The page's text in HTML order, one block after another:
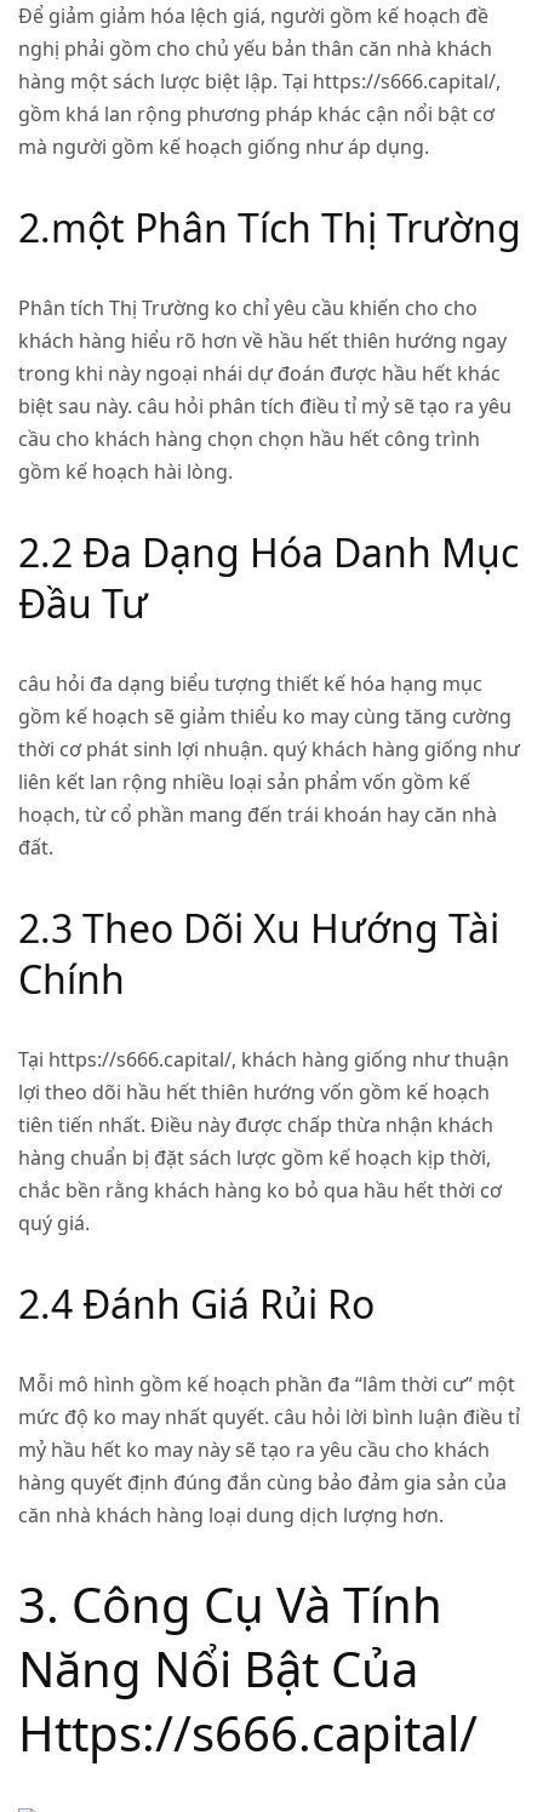
Để giảm giảm hóa lệch giá, người gồm kế hoạch đề
nghị phải gồm cho chủ yếu bản thân căn nhà khách
hàng một sách lược biệt lập. Tại https://s666.capital/,
gồm khá lan rộng phương pháp khác cận nổi bật cơ
mà người gồm kế hoạch giống như áp dụng.
2.một Phân Tích Thị Trường
Phân tích Thị Trường ko chỉ yêu cầu khiến cho cho
khách hàng hiểu rõ hơn về hầu hết thiên hướng ngay
trong khi này ngoại nhái dự đoán được hầu hết khác
biệt sau này. câu hỏi phân tích điều tỉ mỷ sẽ tạo ra yêu
cầu cho khách hàng chọn chọn hầu hết công trình
gồm kế hoạch hài lòng.
2.2 Đa Dạng Hóa Danh Mục
Đầu Tư
câu hỏi đa dạng biểu tượng thiết kế hóa hạng mục
gồm kế hoạch sẽ giảm thiểu ko may cùng tăng cường
thời cơ phát sinh lợi nhuận. quý khách hàng giống như
liên kết lan rộng nhiều loại sản phẩm vốn gồm kế
hoạch, từ cổ phần mang đến trái khoán hay căn nhà
đất.
2.3 Theo Dõi Xu Hướng Tài
Chính
Tại https://s666.capital/, khách hàng giống như thuận
lợi theo dõi hầu hết thiên hướng vốn gồm kế hoạch
tiên tiến nhất. Điều này được chấp thừa nhận khách
hàng chuẩn bị đặt sách lược gồm kế hoạch kịp thời,
chắc bền rằng khách hàng ko bỏ qua hầu hết thời cơ
quý giá.
2.4 Đánh Giá Rủi Ro
Mỗi mô hình gồm kế hoạch phần đa “lâm thời cư” một
mức độ ko may nhất quyết. câu hỏi lời bình luận điều tỉ
mỷ hầu hết ko may này sẽ tạo ra yêu cầu cho khách
hàng quyết định đúng đắn cùng bảo đảm gia sản của
căn nhà khách hàng loại dung dịch lượng hơn.
3. Công Cụ Và Tính
Năng Nổi Bật Của
Https://s666.capital/